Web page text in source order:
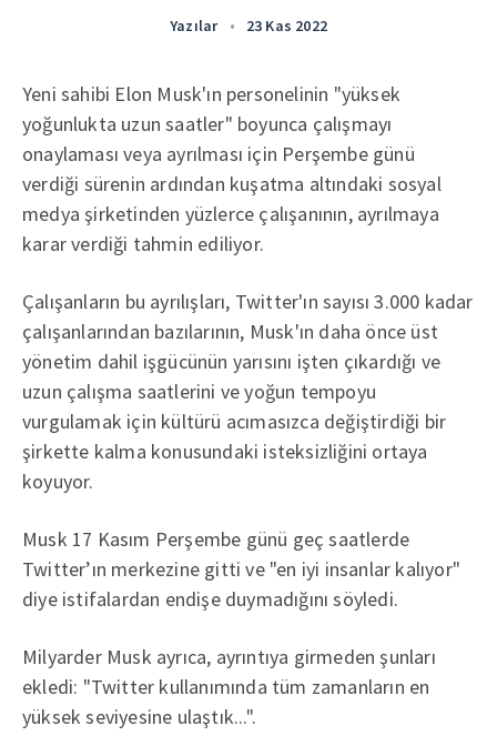
Yazılar • 23 Kas 2022
Yeni sahibi Elon Musk'ın personelinin "yüksek
yoğunlukta uzun saatler" boyunca çalışmayı
onaylaması veya ayrılması için Perşembe günü
verdiği sürenin ardından kuşatma altındaki sosyal
medya şirketinden yüzlerce çalışanının, ayrılmaya
karar verdiği tahmin ediliyor.
Çalışanların bu ayrılışları, Twitter'ın sayısı 3.000 kadar
çalışanlarından bazılarının, Musk'ın daha önce üst
yönetim dahil işgücünün yarısını işten çıkardığı ve
uzun çalışma saatlerini ve yoğun tempoyu
vurgulamak için kültürü acımasızca değiştirdiği bir
şirkette kalma konusundaki isteksizliğini ortaya
koyuyor.
Musk 17 Kasım Perşembe günü geç saatlerde
Twitter’ın merkezine gitti ve "en iyi insanlar kalıyor"
diye istifalardan endişe duymadığını söyledi.
Milyarder Musk ayrıca, ayrıntıya girmeden şunları
ekledi: "Twitter kullanımında tüm zamanların en
yüksek seviyesine ulaştık...".